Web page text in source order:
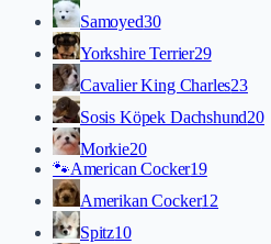
Samoyed30
Yorkshire Terrier29
Cavalier King Charles23
Sosis Köpek Dachshund20
Morkie20
🐾American Cocker19
Amerikan Cocker12
Spitz10